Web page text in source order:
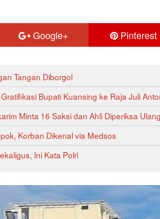
Google+ Pinterest
Tangan Diborgol
Bupati Kuansing ke Raja Juli
Minta 16 Saksi dan Ahli Diperiksa Ulang
Korban Dikenal via Medsos
Ini Kata Polri